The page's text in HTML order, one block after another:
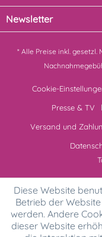
Newsletter
* Alle Preise inkl.
Cookie-
Presse & TV
Versand und
Diese Website
Betrieb der
werden. Andere
dieser Website